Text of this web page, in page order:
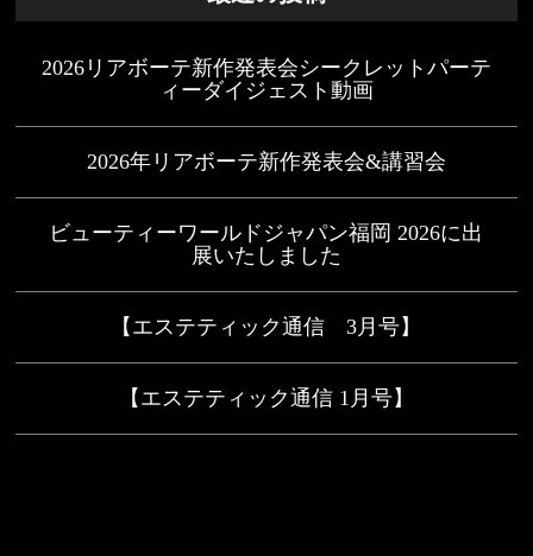
2026リアボーテ新作発表会シークレットパーテ
ィーダイジェスト動画
2026年リアボーテ新作発表会&講習会
ビューティーワールドジャパン福岡 2026に出
展いたしました
【エステティック通信 3月号】
【エステティック通信 1月号】